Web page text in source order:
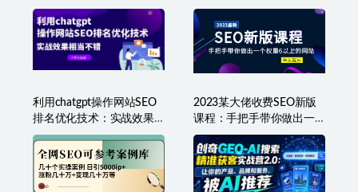
化，保姆级教程
重，AI自动写文章+AI绘画
配图
利用chatgpt操作网站SEO
排名优化技术：实战效果
相当不错（5节视频课）
2023某大佬收费SEO新版
课程：手把手带你做出一
个权重6以上的网站，年入
百万